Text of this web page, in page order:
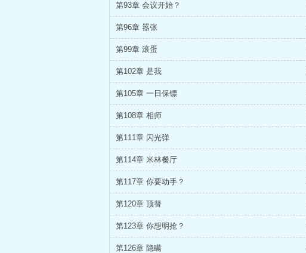
第93章 会议开始？
第96章 嚣张
第99章 滚蛋
第102章 是我
第105章 一日保镖
第108章 相师
第111章 闪光弹
第114章 米林餐厅
第117章 你要动手？
第120章 顶替
第123章 你想明抢？
第126章 隐瞒